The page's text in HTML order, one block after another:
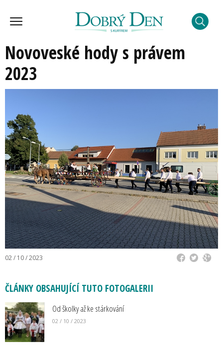
Novoveské hody s právem
2023
02 / 10 / 2023
ČLÁNKY OBSAHUJÍCÍ TUTO FOTOGALERII
Od školky až ke stárkování
02 / 10 / 2023